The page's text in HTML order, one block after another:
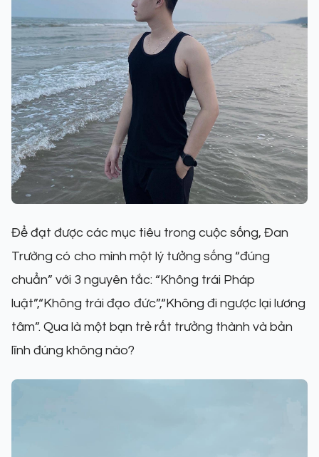
Để đạt được các mục tiêu trong cuộc sống, Đan
Trường có cho mình một lý tưởng sống “đúng
chuẩn” với 3 nguyên tắc: “Không trái Pháp
luật”,“Không trái đạo đức”,“Không đi ngược lại lương
tâm”. Qua là một bạn trẻ rất trưởng thành và bản
lĩnh đúng không nào?